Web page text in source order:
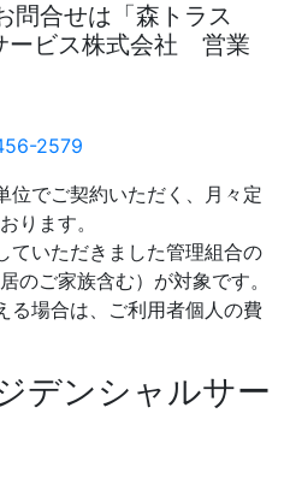
問合せは「森トラス
ービス株式会社 営業
位でご契約いただく、月々定
ります。
ていただきました管理組合の
のご家族含む）が対象です。
る場合は、ご利用者個人の費
デンシャルサー